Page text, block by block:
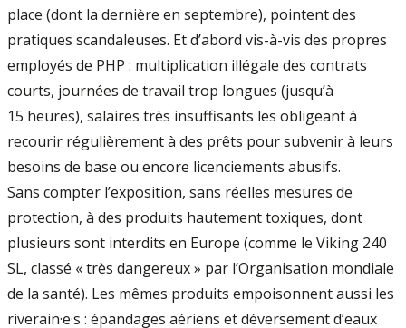
place (dont la dernière en septembre), pointent des
pratiques scandaleuses. Et d’abord vis-à-vis des propres
employés de PHP : multiplication illégale des contrats
courts, journées de travail trop longues (jusqu’à
15 heures), salaires très insuffisants les obligeant à
recourir régulièrement à des prêts pour subvenir à leurs
besoins de base ou encore licenciements abusifs.
Sans compter l’exposition, sans réelles mesures de
protection, à des produits hautement toxiques, dont
plusieurs sont interdits en Europe (comme le Viking 240
SL, classé « très dangereux » par l’Organisation mondiale
de la santé). Les mêmes produits empoisonnent aussi les
riverain·e·s : épandages aériens et déversement d’eaux